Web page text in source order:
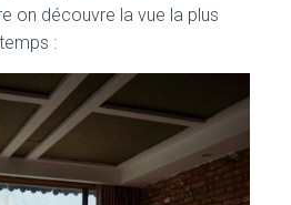
on découvre la vue la plus
: